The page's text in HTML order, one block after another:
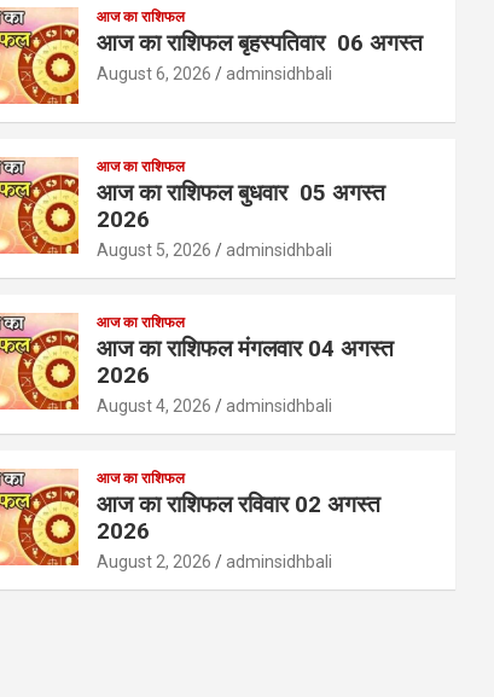
आज का राशिफल
आज का राशिफल बृहस्पतिवार 06 अगस्त
August 6, 2026 adminsidhbali
आज का राशिफल
आज का राशिफल बुधवार 05 अगस्त
2026
August 5, 2026 adminsidhbali
आज का राशिफल
आज का राशिफल मंगलवार 04 अगस्त
2026
August 4, 2026 adminsidhbali
आज का राशिफल
आज का राशिफल रविवार 02 अगस्त
2026
August 2, 2026 adminsidhbali